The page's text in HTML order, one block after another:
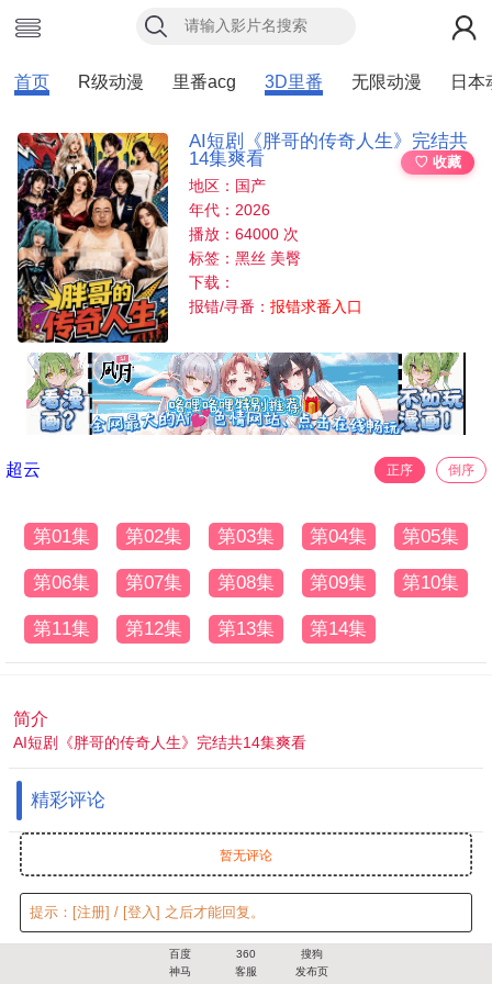
首页 R级动漫 里番acg 3D里番 无限动漫 日本
AI短剧《胖哥的传奇人生》完结共
14集爽看
♡ 收藏
地区：国产
年代：2026
播放：64000 次
标签：黑丝 美臀
下载：
报错/寻番：报错求番入口
超云 正序 倒序
第01集 第02集 第03集 第04集 第05集
第06集 第07集 第08集 第09集 第10集
第11集 第12集 第13集 第14集
简介
AI短剧《胖哥的传奇人生》完结共14集爽看
精彩评论
暂无评论
提示： [注册] / [登入] 之后才能回复。
百度 360
搜狗
神马
客服 发布页